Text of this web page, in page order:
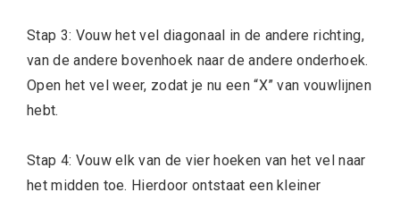
Stap 3: Vouw het vel diagonaal in de andere richting,
van de andere bovenhoek naar de andere onderhoek.
Open het vel weer, zodat je nu een “X” van vouwlijnen
hebt.
Stap 4: Vouw elk van de vier hoeken van het vel naar
het midden toe. Hierdoor ontstaat een kleiner